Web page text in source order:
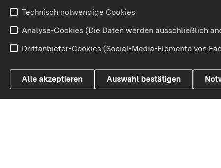
Link zum Landesportal
Technisch notwendige Cookies
Analyse-Cookies (Die Daten werden ausschließlich
Drittanbieter-Cookies (Social-Media-Elemente von
Alle akzeptieren Auswahl bestätigen